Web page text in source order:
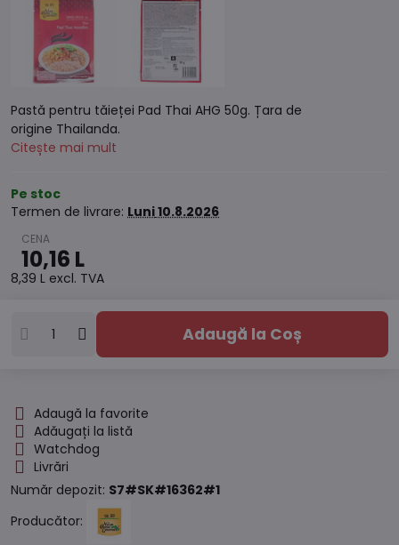
Pastă pentru tăieței Pad Thai AHG 50g. Țara de
origine Thailanda.
Citește mai mult
Pe stoc
Termen de livrare: Luni10.8.2026
10,16 L
8,39 L excl. TVA
Adaugă la Coș
Adaugă la favorite
Adăugați la listă
Watchdog
Livrări
Număr depozit: S7#SK#16362#1
Producător: